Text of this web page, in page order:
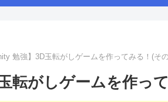
勉強】3D玉転がしゲームを作ってみる！(そ
転がしゲームを作っ